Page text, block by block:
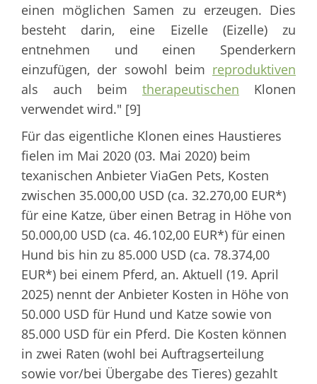
einen möglichen Samen zu erzeugen. Dies
besteht darin, eine Eizelle (Eizelle) zu
entnehmen und einen Spenderkern
einzufügen, der sowohl beim reproduktiven
als auch beim therapeutischen Klonen
verwendet wird." [9]
Für das eigentliche Klonen eines Haustieres
fielen im Mai 2020 (03. Mai 2020) beim
texanischen Anbieter ViaGen Pets, Kosten
zwischen 35.000,00 USD (ca. 32.270,00 EUR*)
für eine Katze, über einen Betrag in Höhe von
50.000,00 USD (ca. 46.102,00 EUR*) für einen
Hund bis hin zu 85.000 USD (ca. 78.374,00
EUR*) bei einem Pferd, an. Aktuell (19. April
2025) nennt der Anbieter Kosten in Höhe von
50.000 USD für Hund und Katze sowie von
85.000 USD für ein Pferd. Die Kosten können
in zwei Raten (wohl bei Auftragserteilung
sowie vor/bei Übergabe des Tieres) gezahlt